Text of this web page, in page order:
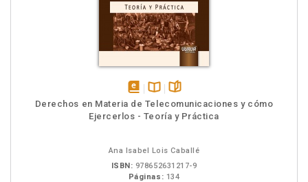
disponível
em
Disponível
na
páginas
Derechos en Materia de Telecomunicaciones y cómo
Ejercerlos - Teoría y Práctica
Ana Isabel Lois Caballé
ISBN: 978652631217-9
Páginas: 134